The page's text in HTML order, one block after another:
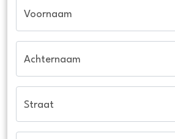
Voornaam
Achternaam
Straat